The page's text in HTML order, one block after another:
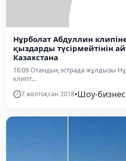
Нұрболат Абдуллин
қыздарды түсірмейтінін
Казахстана
16:09 Отандық эстрада жұлдызы
клипт...
7 желтоқсан 2018•Шоу-бизнес